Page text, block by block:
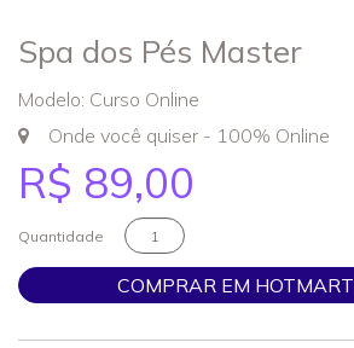
Spa dos Pés Master
Modelo: Curso Online
Onde você quiser - 100% Online
R$ 89,00
Quantidade
COMPRAR EM HOTMART